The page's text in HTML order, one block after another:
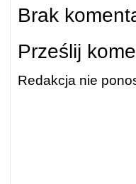
Brak
Prześlij
Redakcja nie